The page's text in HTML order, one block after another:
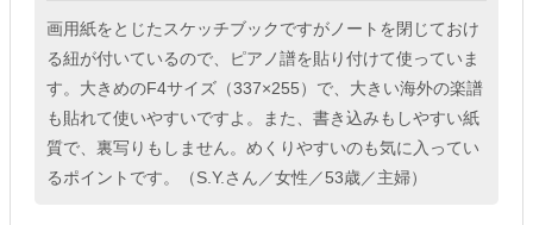
画用紙をとじたスケッチブックですがノートを閉じておけ
る紐が付いているので、ピアノ譜を貼り付けて使っていま
す。大きめのF4サイズ（337×255）で、大きい海外の楽譜
も貼れて使いやすいですよ。また、書き込みもしやすい紙
質で、裏写りもしません。めくりやすいのも気に入ってい
るポイントです。（S.Y.さん／女性／53歳／主婦）